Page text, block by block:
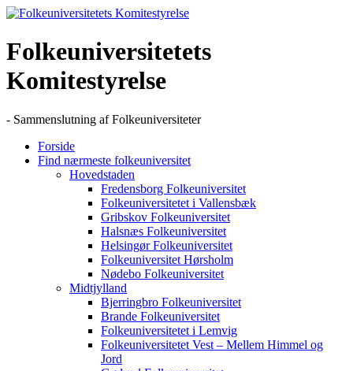
Skip
content
Folkeuniversitetets
Komitestyrelse
- Sammenslutning af Folkeuniversiteter
Forside
Find nærmeste folkeuniversitet
Hovedstaden
Fredensborg Folkeuniversitet
Folkeuniversitetet i Vallensbæk
Gribskov Folkeuniversitet
Halsnæs Folkeuniversitet
Helsingør Folkeuniversitet
Folkeuniversitet Hørsholm
Nødebo Folkeuniversitet
Midtjylland
Bjerringbro Folkeuniversitet
Brande Folkeuniversitet
Folkeuniversitetet i Lemvig
Folkeuniversitetet Vest – Mellem Himmel og
Jord